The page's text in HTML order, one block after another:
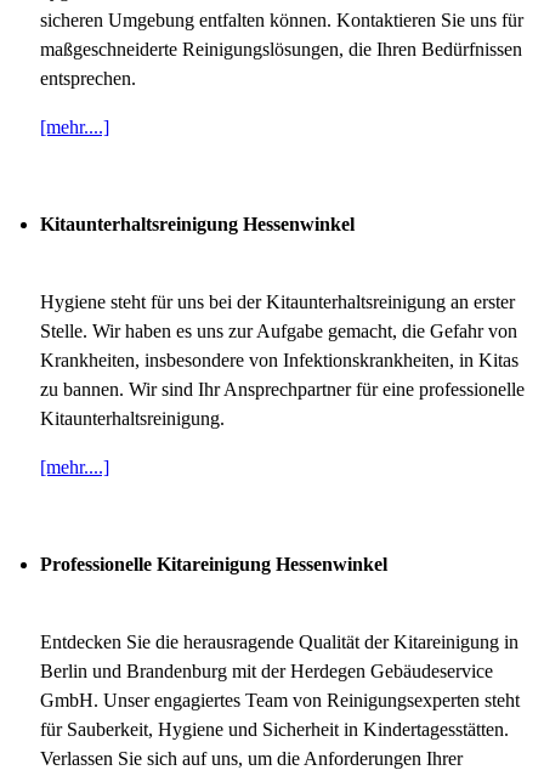
sicheren Umgebung entfalten können. Kontaktieren Sie uns für
maßgeschneiderte Reinigungslösungen, die Ihren Bedürfnissen
entsprechen.
[mehr....]
Kitaunterhaltsreinigung Hessenwinkel
Hygiene steht für uns bei der Kitaunterhaltsreinigung an erster
Stelle. Wir haben es uns zur Aufgabe gemacht, die Gefahr von
Krankheiten, insbesondere von Infektionskrankheiten, in Kitas
zu bannen. Wir sind Ihr Ansprechpartner für eine professionelle
Kitaunterhaltsreinigung.
[mehr....]
Professionelle Kitareinigung Hessenwinkel
Entdecken Sie die herausragende Qualität der Kitareinigung in
Berlin und Brandenburg mit der Herdegen Gebäudeservice
GmbH. Unser engagiertes Team von Reinigungsexperten steht
für Sauberkeit, Hygiene und Sicherheit in Kindertagesstätten.
Verlassen Sie sich auf uns, um die Anforderungen Ihrer